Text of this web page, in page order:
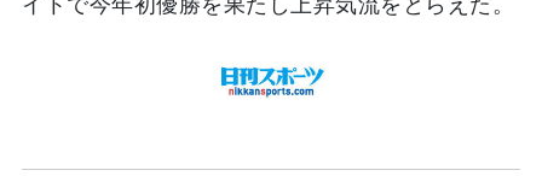
イトで今年初優勝を果たし上昇気流をとらえた。